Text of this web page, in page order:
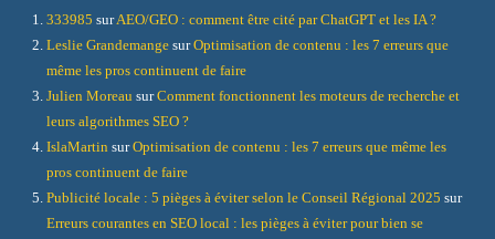
333985 surAEO/GEO : comment être cité par ChatGPT et les IA ?
Leslie Grandemange surOptimisation de contenu : les 7 erreurs que
même les pros continuent de faire
Julien Moreau surComment fonctionnent les moteurs de recherche et
leurs algorithmes SEO ?
IslaMartin surOptimisation de contenu : les 7 erreurs que même les
pros continuent de faire
Publicité locale : 5 pièges à éviter selon le Conseil Régional 2025 sur
Erreurs courantes en SEO local : les pièges à éviter pour bien se